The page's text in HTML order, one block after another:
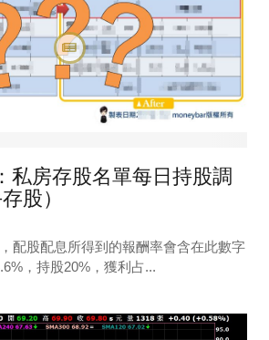
私房存股名單每日持股調
股）
配股配息所得到的報酬率會含在此數字
，持股20%，獲利占...